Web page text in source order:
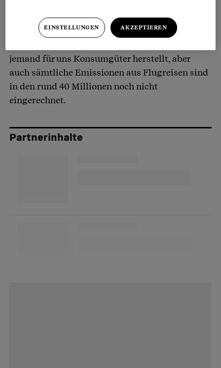
Gewächshäuser für unsere Wintertomaten
beheizt werden. All das CO , das ausgestossen
jemand für uns Konsumgüter herstellt, aber
auch sämtliche Emissionen aus Flugreisen sind
in den rund 40 Millionen noch nicht
eingerechnet.
Partnerinhalte
EINSTELLUNGEN AKZEPTIEREN